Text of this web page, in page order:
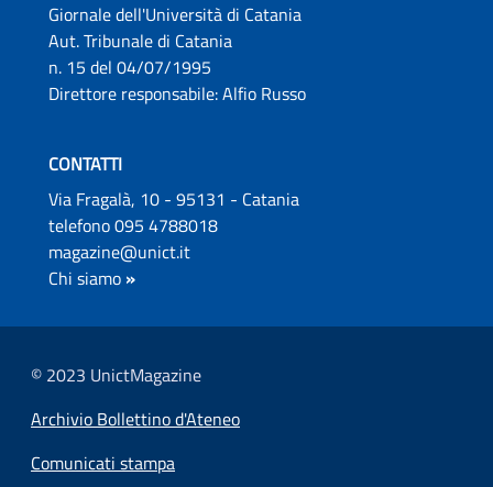
Giornale dell'Università di Catania
Aut. Tribunale di Catania
n. 15 del 04/07/1995
Direttore responsabile: Alfio Russo
CONTATTI
Via Fragalà, 10 - 95131 - Catania
telefono 095 4788018
magazine@unict.it
Chi siamo »
© 2023 UnictMagazine
Archivio Bollettino d'Ateneo
Comunicati stampa